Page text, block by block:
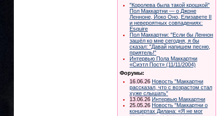
"Королева была такой крошкой"
Пол Маккартни — о Джоне
Ленноне, Йоко Оно, Елизавете II
и невероятных совпадениях:
Esquire
Пол Маккартни: "Если бы Леннон
зашёл ко мне сегодня, я бы
сказал: "Давай напишем песню,
приятель!"
Интервью Пола Маккартни
«Сиэтл Пост» (11/11/2004)
Форумы:
16.06.26 Новость "Маккартни
рассказал, что с возрастом стал
хуже слышать"
13.06.26 Интервью Маккартни
25.05.26 Новость "Маккартни о
концертах Дилана: «Я не мог